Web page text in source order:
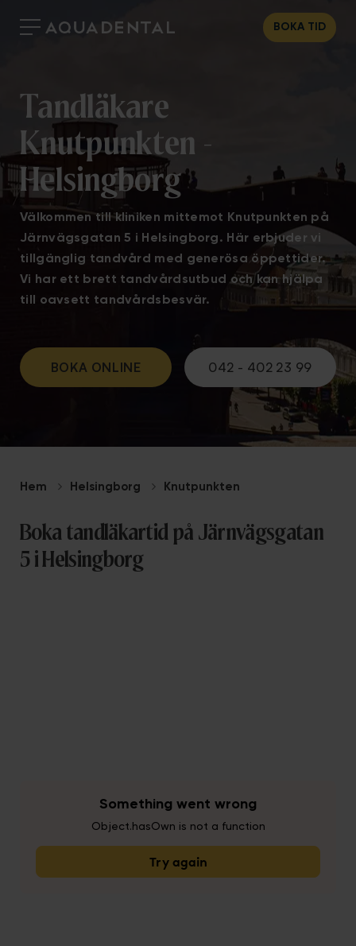
BOKA TID
Tandläkare
Knutpunkten -
Helsingborg
Välkommen till kliniken mittemot Knutpunkten på
Järnvägsgatan 5 i Helsingborg. Här erbjuder vi
tillgänglig tandvård med generösa öppettider.
Vi har ett brett tandvårdsutbud och kan hjälpa
till oavsett tandvårdsbesvär.
BOKA ONLINE 042 - 402 23 99
Hem Helsingborg Knutpunkten
Boka tandläkartid på Järnvägsgatan
5 i Helsingborg